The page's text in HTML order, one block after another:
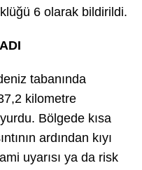
6 olarak bildirildi.
tabanında
kilometre
Bölgede kısa
ardından kıyı
uyarısı ya da risk